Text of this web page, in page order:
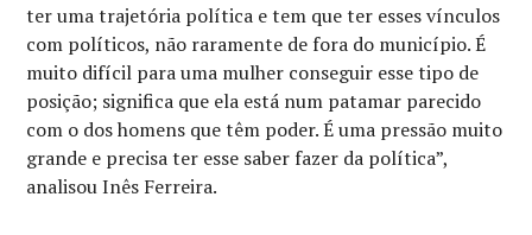
ter uma trajetória política e tem que ter esses vínculos
com políticos, não raramente de fora do município. É
muito difícil para uma mulher conseguir esse tipo de
posição; significa que ela está num patamar parecido
com o dos homens que têm poder. É uma pressão muito
grande e precisa ter esse saber fazer da política”,
analisou Inês Ferreira.